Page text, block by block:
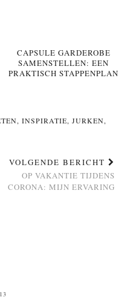
CAPSULE GARDEROBE
SAMENSTELLEN: EEN
PRAKTISCH STAPPENPLAN
, INSPIRATIE, JURKEN,
VOLGENDE BERICHT
OP VAKANTIE TIJDENS
CORONA: MIJN ERVARING